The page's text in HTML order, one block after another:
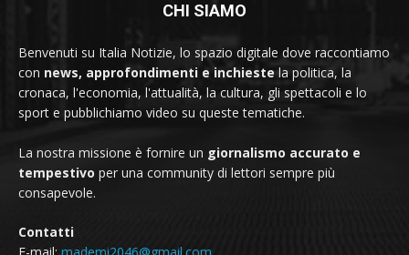
CHI SIAMO
Benvenuti su Italia Notizie, lo spazio digitale dove raccontiamo
con news, approfondimenti e inchieste la politica, la
cronaca, l'economia, l'attualità, la cultura, gli spettacoli e lo
sport e pubblichiamo video su queste tematiche.
La nostra missione è fornire un giornalismo accurato e
tempestivo per una community di lettori sempre più
consapevole.
Contatti